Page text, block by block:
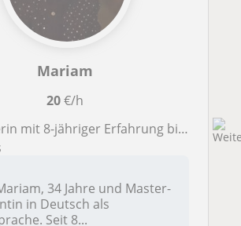
Mariam
20€/h
Erfahrung bietet DaF-Privatunterricht für Kinder und Erwachsene online.
34 Jahre und Master-
in Deutsch als
Seit 8...